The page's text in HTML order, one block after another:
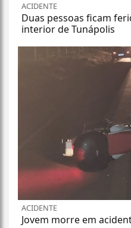
ACIDENTE
Duas pessoas ficam
interior de Tunápolis
ACIDENTE
Jovem morre em